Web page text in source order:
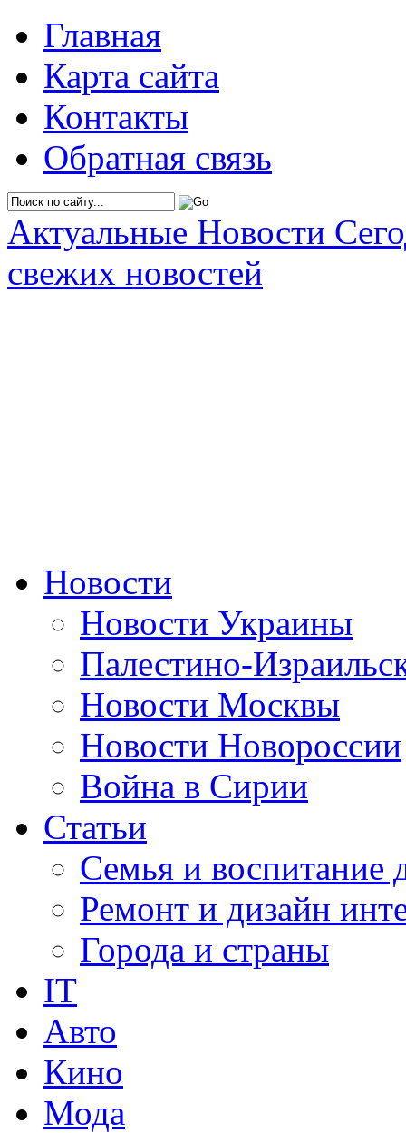
Главная
Карта сайта
Контакты
Обратная связь
Актуальные Новости
свежих новостей
Новости
Новости Украины
Палестино-
Новости Москвы
Новости Новороссии
Война в Сирии
Статьи
Семья и воспитание
Ремонт и дизайн
Города и страны
IT
Авто
Кино
Мода